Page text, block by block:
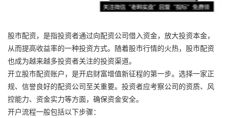
股市配资，是指投资者通过向配资公司借入资金，放大投资本金，
从而提高收益率的一种投资方式。随着股市行情的火热，股市配资
也成为越来越多投资者关注的投资渠道。
开立股市配资账户，是开启财富增值新征程的第一步。选择一家正
规、信誉良好的配资公司至关重要。投资者应考察公司的资质、风
控能力、资金实力等方面，确保资金安全。
开户流程一般包括以下步骤：